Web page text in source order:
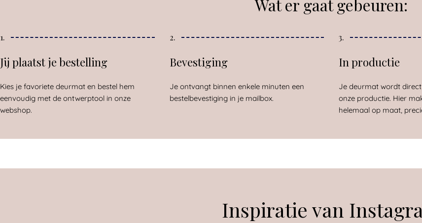
Wat er gaat gebeuren:
1.
Jij plaatst je bestelling
Kies je favoriete deurmat en bestel hem
eenvoudig met de ontwerptool in onze
webshop.
2.
Bevestiging
Je ontvangt binnen enkele minuten een
bestelbevestiging in je mailbox.
3.
In productie
Je deurmat wordt
onze productie. Hier
helemaal op maat,
Inspiratie van